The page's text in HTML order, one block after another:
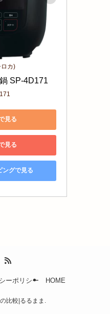
カ)
SP-4D171
見る
見る
ングで見る
ーポリシー HOME
比較|るるまま.